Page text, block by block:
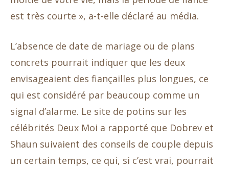
est très courte », a-t-elle déclaré au média.
L’absence de date de mariage ou de plans
concrets pourrait indiquer que les deux
envisageaient des fiançailles plus longues, ce
qui est considéré par beaucoup comme un
signal d’alarme. Le site de potins sur les
célébrités Deux Moi a rapporté que Dobrev et
Shaun suivaient des conseils de couple depuis
un certain temps, ce qui, si c’est vrai, pourrait